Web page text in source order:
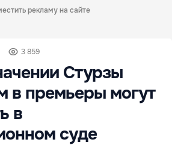
рекламу на сайте
3 859
Стурзы
в премьеры могут
в
суде